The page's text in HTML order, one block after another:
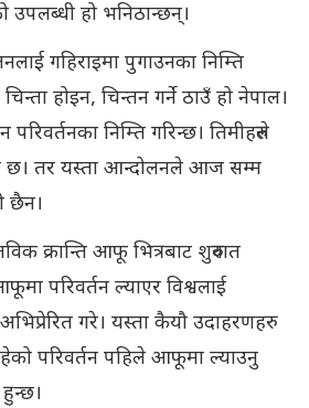
उपलब्धी हो भनिठान्छन्।
गहिराइमा पुगाउनका निम्ति
होइन, चिन्तन गर्ने ठाउँ हो नेपाल।
परिवर्तनका निम्ति गरिन्छ। तिमीहरुले
छ। तर यस्ता आन्दोलनले आज सम्म
छैन।
क्रान्ति आफू भित्रबाट शुरुवात
परिवर्तन ल्याएर विश्वलाई
गरे। यस्ता कैयौ उदाहरणहरु
परिवर्तन पहिले आफूमा ल्याउनु